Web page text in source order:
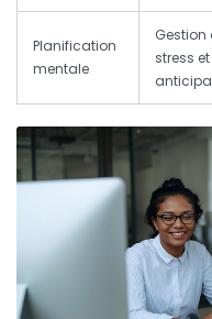
Planification
mentale
Gestion
stress et